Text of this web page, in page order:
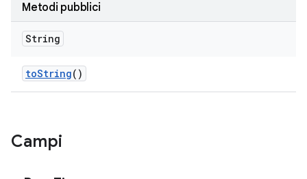
Metodi pubblici
String
toString()
Campi